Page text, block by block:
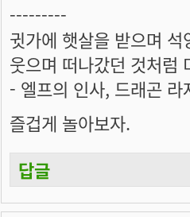
---------
귓가에 햇살을 받으며
웃으며 떠나갔던 것처럼
- 엘프의 인사, 드래곤 라
즐겁게 놀아보자.
답글